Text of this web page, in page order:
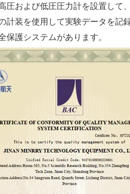
圧および低圧圧力計を設置して
計装を使用して実験データを記
保護システムがあります。